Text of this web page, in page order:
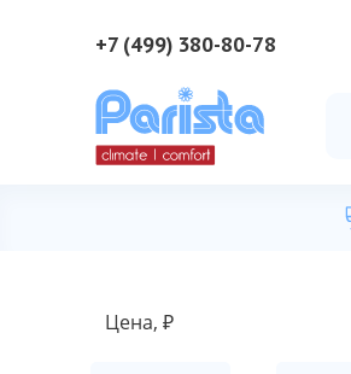
+7 (499) 380-80-78
Цена, ₽